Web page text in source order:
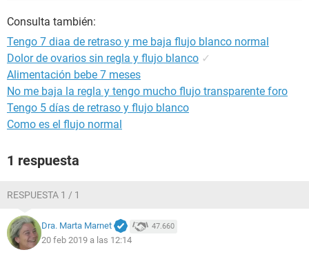
Consulta también:
Tengo 7 diaa de retraso y me baja flujo blanco normal
Dolor de ovarios sin regla y flujo blanco ✓
Alimentación bebe 7 meses
No me baja la regla y tengo mucho flujo transparente foro
Tengo 5 días de retraso y flujo blanco
Como es el flujo normal
1 respuesta
RESPUESTA 1 / 1
Dra. Marta Marnet 47.660
20 feb 2019 a las 12:14